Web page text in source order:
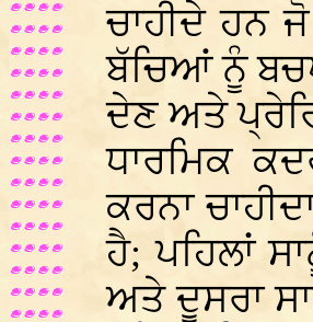
ਚਾਹੀਦੇ ਹਨ
ਬੱਚਿਆਂ ਨੂੰ
ਦੇਣ ਅਤੇ
ਧਾਰਮਿਕ
ਕਰਨਾ
ਹੈ; ਪਹਿਲਾਂ
ਅਤੇ ਦੂਸਰਾ